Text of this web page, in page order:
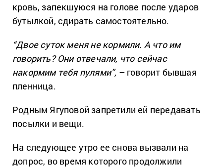
кровь, запекшуюся на голове после ударов
бутылкой, сдирать самостоятельно.
“Двое суток меня не кормили. А что им
говорить? Они отвечали, что сейчас
накормим тебя пулями”, – говорит бывшая
пленница.
Родным Ягуповой запретили ей передавать
посылки и вещи.
На следующее утро ее снова вызвали на
допрос, во время которого продолжили